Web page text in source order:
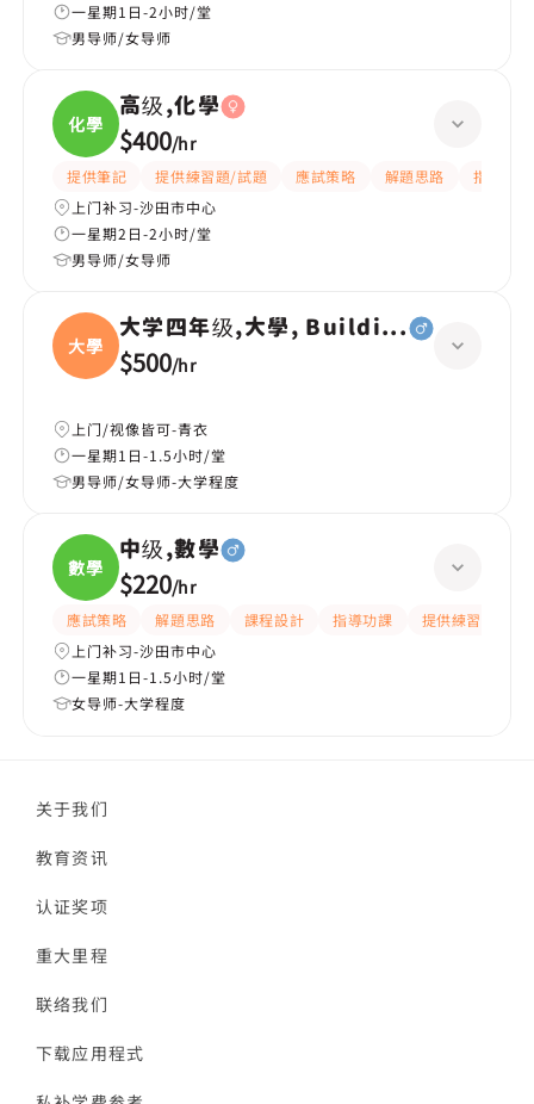
一星期1日-2小时/堂
男导师/女导师
化學
高级,化學
$400/hr
提供筆記 提供練習題/試題 應試策略 解題思路
指導功課
上门补习-沙田市中心
一星期2日-2小时/堂
男导师/女导师
大學
大学四年级,大學, Building services
$500/hr
上门/视像皆可-青衣
一星期1日-1.5小时/堂
男导师/女导师-大学程度
數學
中级,數學
$220/hr
應試策略 解題思路 課程設計 指導功課
提供練習題/試題
上门补习-沙田市中心
一星期1日-1.5小时/堂
女导师-大学程度
关于我们
教育资讯
认证奖项
重大里程
联络我们
下载应用程式